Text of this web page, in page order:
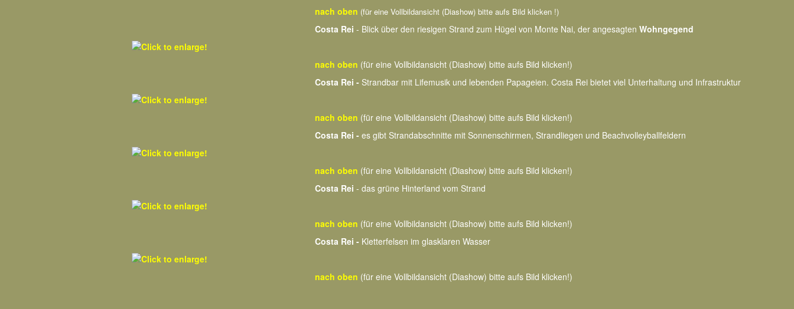
nach oben (für eine Vollbildansicht (Diashow) bitte aufs Bild klicken !)
Costa Rei - Blick über den riesigen Strand zum Hügel von Monte Nai, der angesagten Wohngegend
nach oben (für eine Vollbildansicht (Diashow) bitte aufs Bild klicken!)
Costa Rei - Strandbar mit Lifemusik und lebenden Papageien. Costa Rei bietet viel Unterhaltung und Infrastruktur
nach oben (für eine Vollbildansicht (Diashow) bitte aufs Bild klicken!)
Costa Rei - es gibt Strandabschnitte mit Sonnenschirmen, Strandliegen und Beachvolleyballfeldern
nach oben (für eine Vollbildansicht (Diashow) bitte aufs Bild klicken!)
Costa Rei - das grüne Hinterland vom Strand
nach oben (für eine Vollbildansicht (Diashow) bitte aufs Bild klicken!)
Costa Rei - Kletterfelsen im glasklaren Wasser
nach oben (für eine Vollbildansicht (Diashow) bitte aufs Bild klicken!)